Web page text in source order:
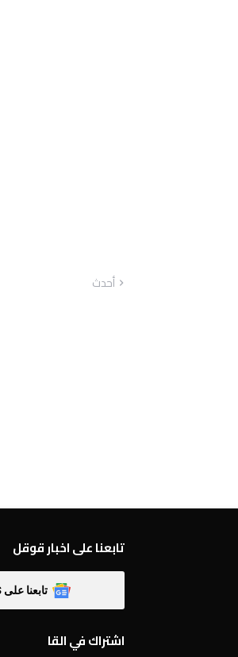
أحدث
تابعنا على اخبار قوقل
تابعنا على GOOGLE NEWS
اشتراك في القا